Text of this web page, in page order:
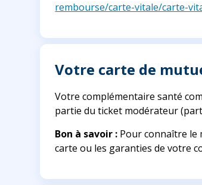
rembourse/carte-vitale/carte-
Votre carte de
Votre complémentaire santé
partie du ticket modérateur
Bon à savoir : Pour connaître le
carte ou les garanties de votre